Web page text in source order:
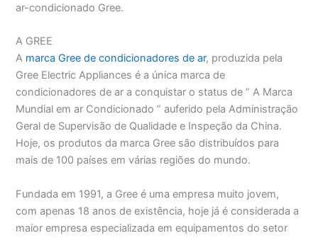
ar-condicionado Gree.
A GREE
A marca Gree de condicionadores de ar, produzida pela
Gree Electric Appliances é a única marca de
condicionadores de ar a conquistar o status de ” A Marca
Mundial em ar Condicionado ” auferido pela Administração
Geral de Supervisão de Qualidade e Inspeção da China.
Hoje, os produtos da marca Gree são distribuídos para
mais de 100 países em várias regiões do mundo.
Fundada em 1991, a Gree é uma empresa muito jovem,
com apenas 18 anos de existência, hoje já é considerada a
maior empresa especializada em equipamentos do setor